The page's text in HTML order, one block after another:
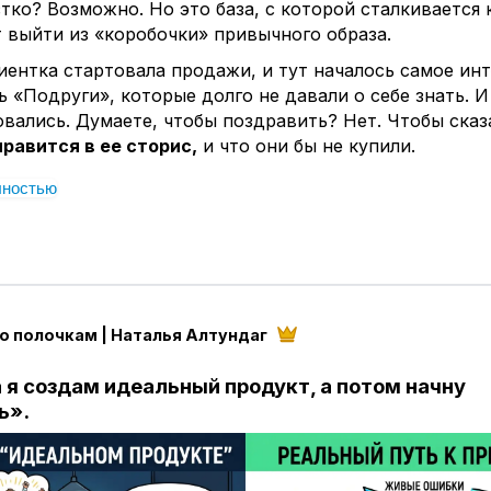
эксперт и вам важно помогать людям
про деньги и делаете действия для роста
Возможно. Но это база, с которой сталкивается
выйти из «коробочки» привычного образа.
стартовала продажи, и тут началось самое
«Подруги», которые долго не давали о себе знать. И
Думаете, чтобы поздравить? Нет. Чтобы
в ее сторис, и что они бы не купили.
свой 2019 год. Я только заходила в
После чего наши пути разошлись навсегда.
в горе умеют многие. Это легко, это дает
на фоне чужой беды. А вот
искренне
редкий дар. Радоваться, когда у другого
новость.
сейчас слышим изо всех утюгов, те, кто строит
— это люди, которые прошли через этап
когда им шипели в спину: «Ну куда ты
полочкам | Наталья Алтундаг
создам идеальный продукт, а потом начну